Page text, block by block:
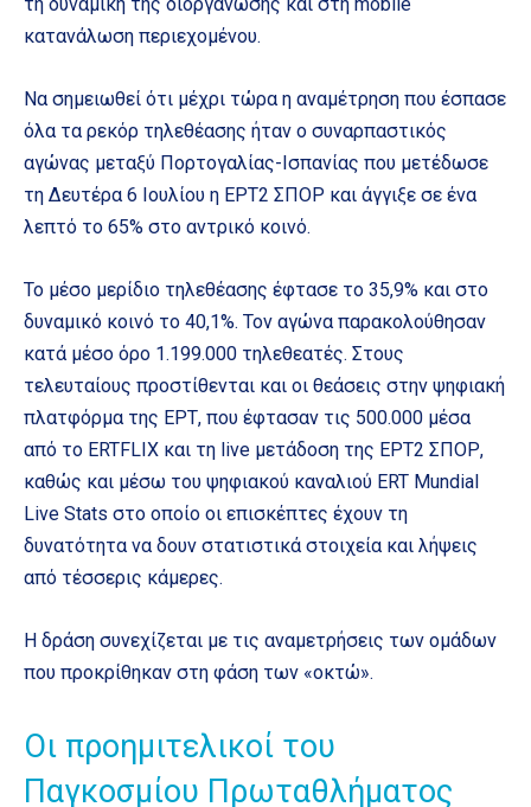
κατανάλωση περιεχομένου.
Να σημειωθεί ότι μέχρι τώρα η αναμέτρηση που έσπασε
όλα τα ρεκόρ τηλεθέασης ήταν ο συναρπαστικός
αγώνας μεταξύ Πορτογαλίας-Ισπανίας που μετέδωσε
τη Δευτέρα 6 Ιουλίου η ΕΡΤ2 ΣΠΟΡ και άγγιξε σε ένα
λεπτό το 65% στο αντρικό κοινό.
Το μέσο μερίδιο τηλεθέασης έφτασε το 35,9% και στο
δυναμικό κοινό το 40,1%. Τον αγώνα παρακολούθησαν
κατά μέσο όρο 1.199.000 τηλεθεατές. Στους
τελευταίους προστίθενται και οι θεάσεις στην ψηφιακή
πλατφόρμα της ΕΡΤ, που έφτασαν τις 500.000 μέσα
από το ERTFLIX και τη live μετάδοση της ΕΡΤ2 ΣΠΟΡ,
καθώς και μέσω του ψηφιακού καναλιού ERT Mundial
Live Stats στο οποίο οι επισκέπτες έχουν τη
δυνατότητα να δουν στατιστικά στοιχεία και λήψεις
από τέσσερις κάμερες.
Η δράση συνεχίζεται με τις αναμετρήσεις των ομάδων
που προκρίθηκαν στη φάση των «οκτώ».
Οι προημιτελικοί του
Παγκοσμίου Πρωταθλήματος